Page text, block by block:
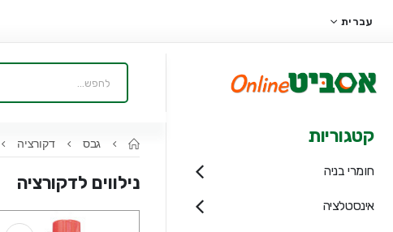
עברית
קטגוריות
חומרי בניה
אינסטלציה
גבס דקורציה
נילווים לדקורציה